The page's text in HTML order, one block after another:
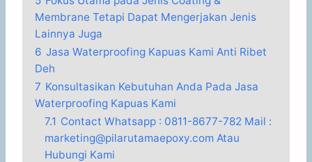
Membrane Tetapi Dapat Mengerjakan Jenis
Lainnya Juga
6 Jasa Waterproofing Kapuas Kami Anti Ribet
Deh
7 Konsultasikan Kebutuhan Anda Pada Jasa
Waterproofing Kapuas Kami
7.1 Contact Whatsapp : 0811-8677-782 Mail :
marketing@pilarutamaepoxy.com Atau
Hubungi Kami